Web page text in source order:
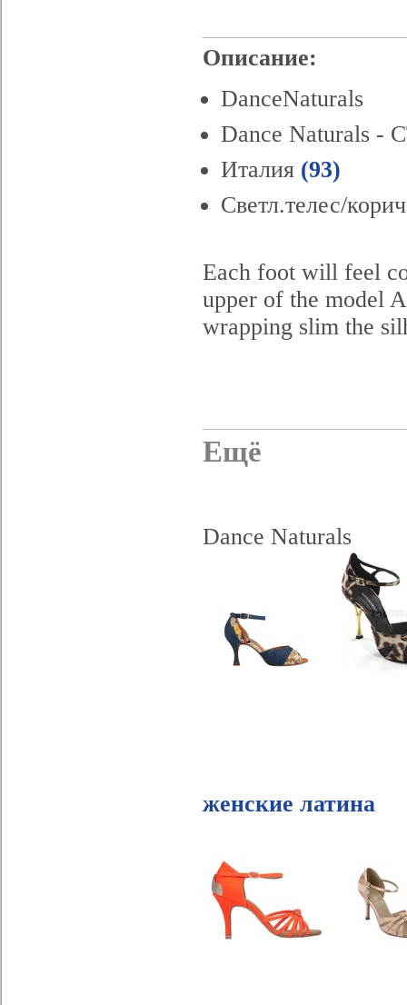
Описание:
DanceNaturals
Dance Naturals -
Италия (93)
Светл.телес/
Each foot will feel
upper of the model
wrapping slim the
Ещё
Dance Naturals
женские латина